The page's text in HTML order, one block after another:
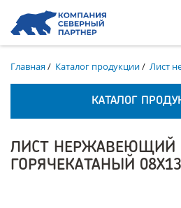
Главная/ Каталог продукции/ Лист
КАТАЛОГ
ЛИСТ НЕРЖАВЕЮЩИЙ
ГОРЯЧЕКАТАНЫЙ 08Х13